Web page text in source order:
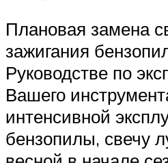
Плановая замена
зажигания
Руководстве по
Вашего
интенсивной
бензопилы, свечу